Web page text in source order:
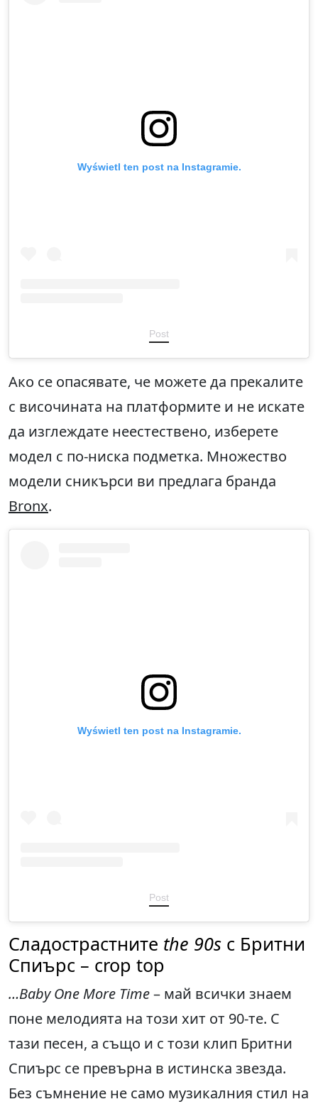
Wyświetl ten post na Instagramie.
Post
Ако се опасявате, че можете да прекалите
с височината на платформите и не искате
да изглеждате неестествено, изберете
модел с по-ниска подметка. Множество
модели сникърси ви предлага бранда
Bronx.
Wyświetl ten post na Instagramie.
Post
Сладострастните the 90s с Бритни
Спиърс – crop top
…Baby One More Time– май всички знаем
поне мелодията на този хит от 90-те. С
тази песен, а също и с този клип Бритни
Спиърс се превърна в истинска звезда.
Без съмнение не само музикалния стил на